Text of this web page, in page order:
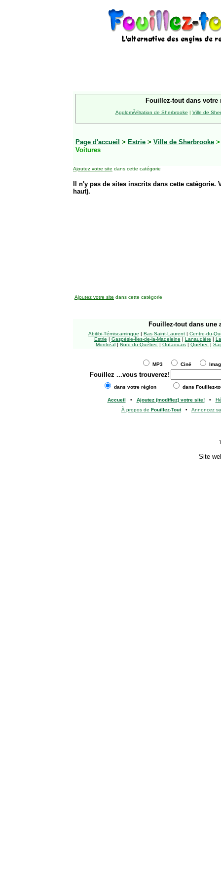
Fouillez-tout dans votre
AgglomÃ©ration de Sherbrooke | Ville de
Page d'accueil > Estrie > Ville de Sherbrooke
Voitures
Ajoutez votre site dans cette catégorie
Il n'y pas de sites inscrits dans cette
haut).
Ajoutez votre site dans cette catégorie
Fouillez-tout dans une
Abitibi-Témiscamingue | Bas Saint-Laurent| Centre-du-
Estrie | Gaspésie-Îles-de-la-Madeleine | Lanaudière |
Montréal | Nord-du-Québec | Outaouais | Québec |
MP3 Ciné
Fouillez ...vous trouverez!
dans votre région dans Fouillez-
Accueil • Ajoutez (modifiez) votre site!•
À propos de Fouillez-Tout• Annoncez
Site